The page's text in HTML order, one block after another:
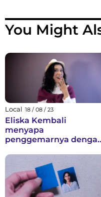
You Might
Local 18 / 08 / 23
Eliska Kembali
menyapa
penggemarnya
“Tiba-Tiba”